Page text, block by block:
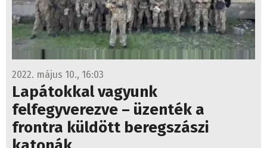
2022. május 10., 16:03
Lapátokkal vagyunk
felfegyverezve – üzenték a
frontra küldött beregszászi
katonák